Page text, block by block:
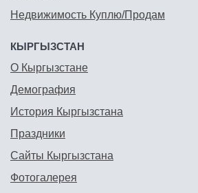
Недвижимость Куплю/Продам
КЫРГЫЗСТАН
О Кыргызстане
Демография
История Кыргызстана
Праздники
Сайты Кыргызстана
Фотогалерея